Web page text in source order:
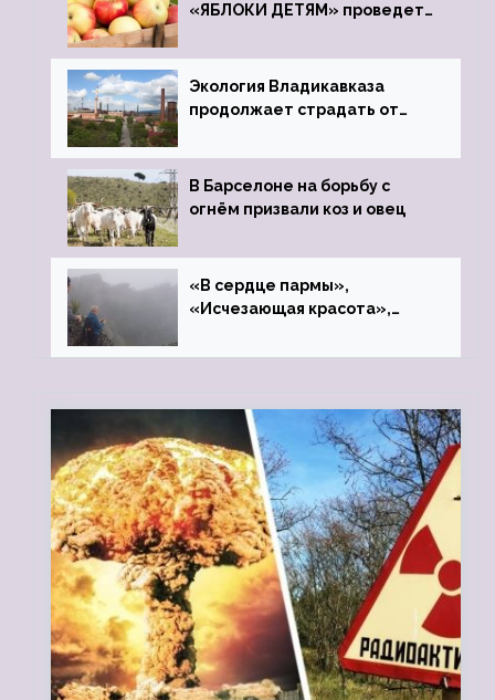
«ЯБЛОКИ ДЕТЯМ» проведет
Экология Владикавказа
продолжает страдать от
В Барселоне на борьбу с
огнём призвали коз и овец
«В сердце пармы»,
«Исчезающая красота»,